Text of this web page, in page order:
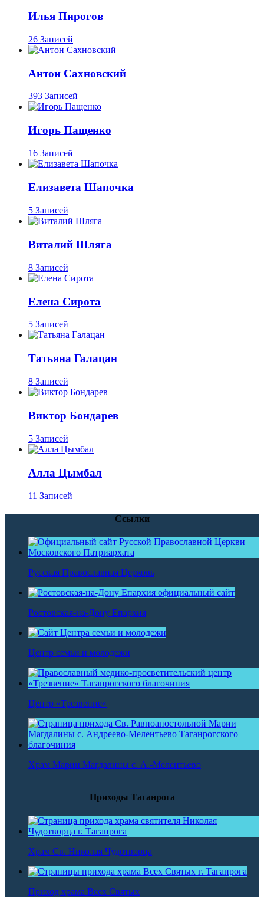
Илья Пирогов
26 Записей
Антон Сахновский
393 Записей
Игорь Пащенко
16 Записей
Елизавета Шапочка
5 Записей
Виталий Шляга
8 Записей
Елена Сирота
5 Записей
Татьяна Галацан
8 Записей
Виктор Бондарев
5 Записей
Алла Цымбал
11 Записей
Ссылки
Русская Православная Церковь
Ростовская-на-Дону Епархия
Центр семьи и молодежи
Центр «Трезвение»
Храм Марии Магдалины с. А.-Мелентьево
Приходы Таганрога
Храм Св. Николая Чудотворца
Приход храма Всех Святых